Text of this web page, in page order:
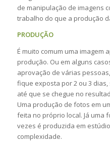
de manipulação de imagens
trabalho do que a produção
PRODUÇÃO
É muito comum uma imagem
produção. Ou em alguns
aprovação de várias
fique exposta por 2 ou 3
até que se chegue no
Uma produção de fotos em
feita no próprio local. Já uma
vezes é produzida em
complexidade.